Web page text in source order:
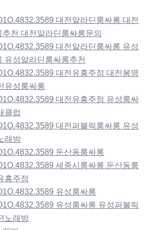
대전알라딘룸싸롱 대전
천 대전알라딘룸싸롱문의
대전알라딘룸싸롱 유성
유성알라딘룸싸롱추천
대전유흥주점 대전봉명
유성룸싸롱
대전유흥주점 유성룸싸
클럽
대전퍼블릭룸싸롱 유성
래방
둔산동룸싸롱
세종시룸싸롱 둔산동룸
흥주점
유성룸싸롱
유성룸싸롱 유성퍼블릭
노래방